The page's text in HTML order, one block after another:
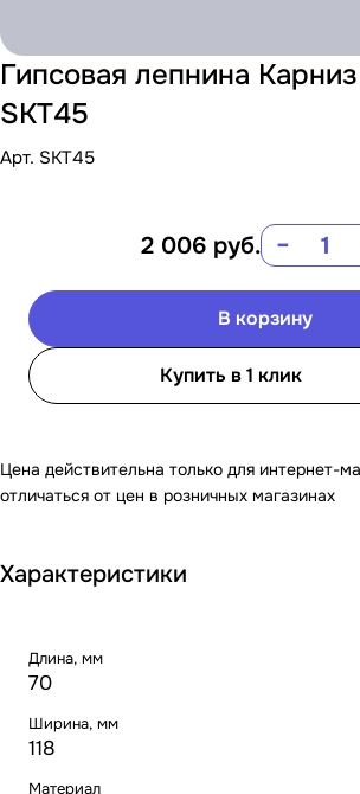
Гипсовая лепнина
SKT45
Арт. SKT45
2 006 руб. −
В корзину
Купить в 1 клик
Цена действительна только для интернет-
отличаться от цен в розничных магазинах
Характеристики
Длина, мм
70
Ширина, мм
118
Материал